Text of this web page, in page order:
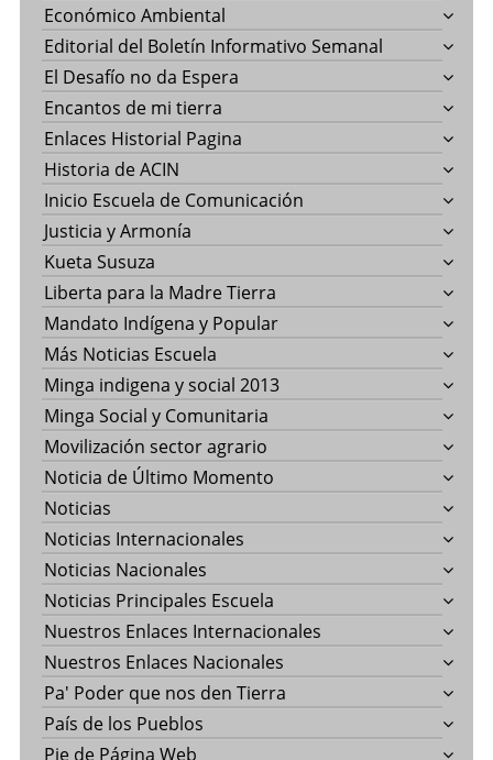
Económico Ambiental
Editorial del Boletín Informativo Semanal
El Desafío no da Espera
Encantos de mi tierra
Enlaces Historial Pagina
Historia de ACIN
Inicio Escuela de Comunicación
Justicia y Armonía
Kueta Susuza
Liberta para la Madre Tierra
Mandato Indígena y Popular
Más Noticias Escuela
Minga indigena y social 2013
Minga Social y Comunitaria
Movilización sector agrario
Noticia de Último Momento
Noticias
Noticias Internacionales
Noticias Nacionales
Noticias Principales Escuela
Nuestros Enlaces Internacionales
Nuestros Enlaces Nacionales
Pa' Poder que nos den Tierra
País de los Pueblos
Pie de Página Web